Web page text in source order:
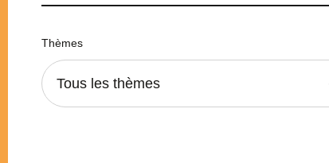
Thèmes
Tous les thèmes